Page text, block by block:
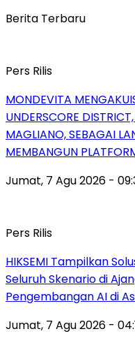
Berita Terbaru
Pers Rilis
MONDEVITA
UNDERSCORE
MAGLIANO, SEBAGAI
MEMBANGUN
Jumat, 7 Agu 2026 -
Pers Rilis
HIKSEMI Tampilkan
Seluruh Skenario di
Pengembangan AI di
Jumat, 7 Agu 2026 -